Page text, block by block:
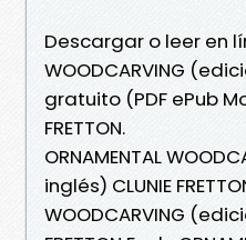
Descargar o leer en
WOODCARVING
gratuito (PDF ePub
FRETTON.
ORNAMENTAL
inglés) CLUNIE
WOODCARVING